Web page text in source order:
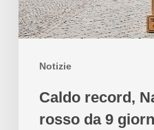
Notizie
Caldo record,
rosso da 9